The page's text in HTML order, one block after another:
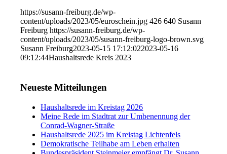
https://susann-freiburg.de/wp-
content/uploads/2023/05/euroschein.jpg 426 640 Susann
Freiburg https://susann-freiburg.de/wp-
content/uploads/2023/05/susann-freiburg-logo-brown.svg
Susann Freiburg2023-05-15 17:12:022023-05-16
09:12:44Haushaltsrede Kreis 2023
Neueste Mitteilungen
Haushaltsrede im Kreistag 2026
Meine Rede im Stadtrat zur Umbenennung der
Conrad-Wagner-Straße
Haushaltsrede 2025 im Kreistag Lichtenfels
Demokratische Teilhabe am Leben erhalten